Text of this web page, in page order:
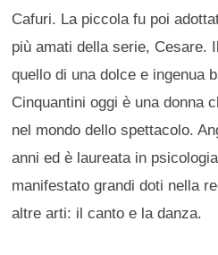
Cafuri. La piccola fu poi
più amati della serie, Cesare.
quello di una dolce e ingenua
Cinquantini oggi è una donna
nel mondo dello spettacolo.
anni ed è laureata in
manifestato grandi doti nella
altre arti: il canto e la danza.